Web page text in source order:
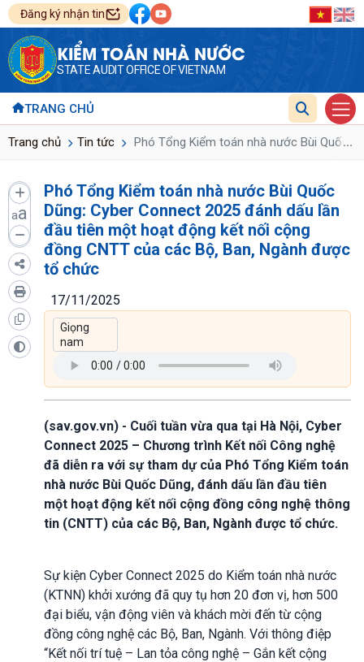
Đăng ký nhận tin
KIỂM TOÁN NHÀ NƯỚC
STATE AUDIT OFFICE OF VIETNAM
TRANG CHỦ
Trang chủ Tin tức Phó Tổng Kiểm toán nhà nước Bùi Quốc...
aa
Phó Tổng Kiểm toán nhà nước Bùi Quốc
Dũng: Cyber Connect 2025 đánh dấu lần
đầu tiên một hoạt động kết nối cộng
đồng CNTT của các Bộ, Ban, Ngành được
tổ chức
17/11/2025
(sav.gov.vn) - Cuối tuần vừa qua tại Hà Nội, Cyber
Connect 2025 – Chương trình Kết nối Công nghệ
đã diễn ra với sự tham dự của Phó Tổng Kiểm toán
nhà nước Bùi Quốc Dũng, đánh dấu lần đầu tiên
một hoạt động kết nối cộng đồng công nghệ thông
tin (CNTT) của các Bộ, Ban, Ngành được tổ chức.
Sự kiện Cyber Connect 2025 do Kiểm toán nhà nước
(KTNN) khởi xướng đã quy tụ hơn 20 đơn vị, hơn 500
đại biểu, vận động viên và khách mời đến từ cộng
đồng công nghệ các Bộ, Ban, Ngành. Với thông điệp
“Kết nối trí tuệ – Lan tỏa công nghệ – Gắn kết cộng